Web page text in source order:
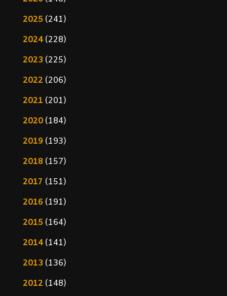
2025(241)
2024(228)
2023(225)
2022 (206)
2021 (201)
2020(184)
2019(193)
2018(157)
2017 (151)
2016(191)
2015(164)
2014(141)
2013(136)
2012 (148)